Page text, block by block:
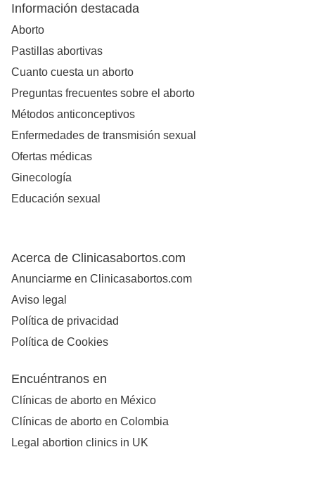
Información destacada
Aborto
Pastillas abortivas
Cuanto cuesta un aborto
Preguntas frecuentes sobre el aborto
Métodos anticonceptivos
Enfermedades de transmisión sexual
Ofertas médicas
Ginecología
Educación sexual
Acerca de Clinicasabortos.com
Anunciarme en Clinicasabortos.com
Aviso legal
Política de privacidad
Política de Cookies
Encuéntranos en
Clínicas de aborto en México
Clínicas de aborto en Colombia
Legal abortion clinics in UK